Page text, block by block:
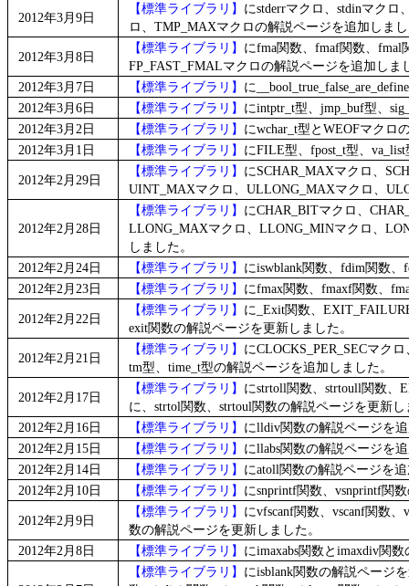
2012年3月9日
【標準ライブラリ】 にstderrマクロ、stdinマクロ
ロ、TMP_MAXマクロの解説ページを追加しま
2012年3月8日
【標準ライブラリ】 にfma関数、fmaf関数、fmal
FP_FAST_FMALマクロの解説ページを追加しま
2012年3月7日
【標準ライブラリ】 に
2012年3月6日
【標準ライブラリ】 にintptr_t型、jmp_buf型、
2012年3月2日
【標準ライブラリ】 にwchar_t型とWEOFマクロ
2012年3月1日
【標準ライブラリ】 にFILE型、fpost_t型、
2012年2月29日
【標準ライブラリ】 にSCHAR_MAXマクロ、
UINT_MAXマクロ、ULLONG_MAXマクロ、
2012年2月28日
【標準ライブラリ】 にCHAR_BITマクロ、
LLONG_MAXマクロ、LLONG_MINマクロ、
しました。
2012年2月24日
【標準ライブラリ】 にiswblank関数、fdim関数
2012年2月23日
【標準ライブラリ】 にfmax関数、fmaxf関数、
2012年2月22日
【標準ライブラリ】 に_Exit関数、
exit関数の解説ページを更新しました。
2012年2月21日
【標準ライブラリ】 にCLOCKS_PER_SECマク
tm型、time_t型の解説ページを追加しました。
2012年2月17日
【標準ライブラリ】 にstrtoll関数、strtoull関数、
に、strtol関数、strtoul関数の解説ページを更新
2012年2月16日
【標準ライブラリ】 にlldiv関数の解説ページを
2012年2月15日
【標準ライブラリ】 にllabs関数の解説ページを
2012年2月14日
【標準ライブラリ】 にatoll関数の解説ページを
2012年2月10日
【標準ライブラリ】 にsnprintf関数、vsnprintf関
2012年2月9日
【標準ライブラリ】 にvfscanf関数、vscanf関数
数の解説ページを更新しました。
2012年2月8日
【標準ライブラリ】 にimaxabs関数とimaxdiv関
【標準ライブラリ】 にisblank関数の解説ページ